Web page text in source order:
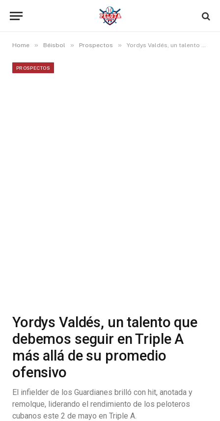
Home » Béisbol » Prospectos » Yordys Valdés, un talento que debemos seguir en Triple A más allá de su promedio ofensivo
PROSPECTOS
Yordys Valdés, un talento que
debemos seguir en Triple A
más allá de su promedio
ofensivo
El infielder de los Guardianes brilló con hit, anotada y
remolque, liderando el rendimiento de los peloteros
cubanos este 2 de mayo en Triple A.